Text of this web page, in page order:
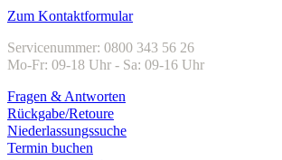
Zum Kontaktformular
Servicenummer: 0800 343 56 26
Mo-Fr: 09-18 Uhr - Sa: 09-16 Uhr
Fragen & Antworten
Rückgabe/Retoure
Niederlassungssuche
Termin buchen